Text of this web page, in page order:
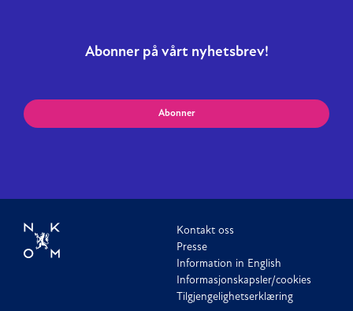
Abonner på vårt nyhetsbrev!
Abonner
Kontakt oss
Presse
Information in English
Informasjonskapsler/cookies
Tilgjengelighetserklæring